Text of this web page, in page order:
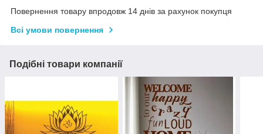
Повернення товару впродовж 14 днів за рахунок покупця
Всі умови повернення
Подібні товари компанії